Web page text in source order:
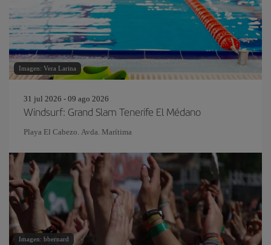
Imagen: Vera Larina
31 jul 2026 - 09 ago 2026
Windsurf: Grand Slam Tenerife El Médano
Playa El Cabezo. Avda. Marítima
Imagen: bbernard